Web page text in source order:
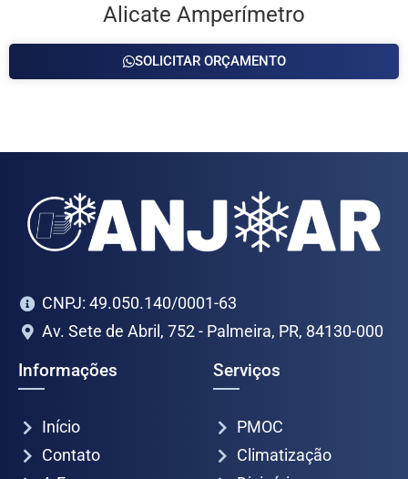
Alicate Amperímetro
SOLICITAR ORÇAMENTO
CNPJ: 49.050.140/0001-63
Av. Sete de Abril, 752 - Palmeira, PR, 84130-000
Informações
Início
Contato
Serviços
PMOC
Climatização